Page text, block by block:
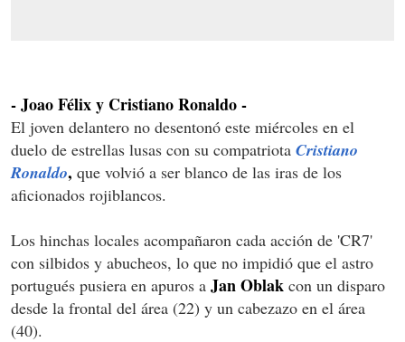
- Joao Félix y Cristiano Ronaldo -
El joven delantero no desentonó este miércoles en el
duelo de estrellas lusas con su compatriota Cristiano
Ronaldo, que volvió a ser blanco de las iras de los
aficionados rojiblancos.
Los hinchas locales acompañaron cada acción de 'CR7'
con silbidos y abucheos, lo que no impidió que el astro
portugués pusiera en apuros a Jan Oblak con un disparo
desde la frontal del área (22) y un cabezazo en el área
(40).